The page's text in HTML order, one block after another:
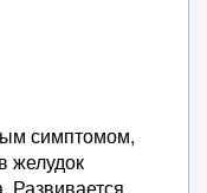
симптомом,
желудок